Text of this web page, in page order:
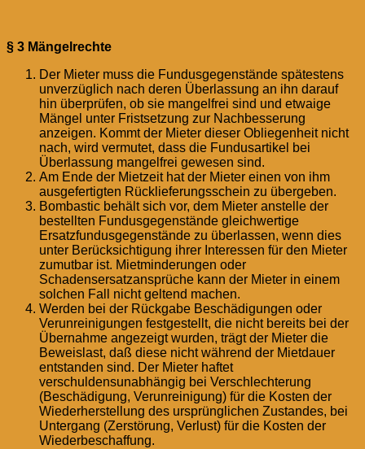
§ 3 Mängelrechte
Der Mieter muss die Fundusgegenstände spätestens
unverzüglich nach deren Überlassung an ihn darauf
hin überprüfen, ob sie mangelfrei sind und etwaige
Mängel unter Fristsetzung zur Nachbesserung
anzeigen. Kommt der Mieter dieser Obliegenheit nicht
nach, wird vermutet, dass die Fundusartikel bei
Überlassung mangelfrei gewesen sind.
Am Ende der Mietzeit hat der Mieter einen von ihm
ausgefertigten Rücklieferungsschein zu übergeben.
Bombastic behält sich vor, dem Mieter anstelle der
bestellten Fundusgegenstände gleichwertige
Ersatzfundusgegenstände zu überlassen, wenn dies
unter Berücksichtigung ihrer Interessen für den Mieter
zumutbar ist. Mietminderungen oder
Schadensersatzansprüche kann der Mieter in einem
solchen Fall nicht geltend machen.
Werden bei der Rückgabe Beschädigungen oder
Verunreinigungen festgestellt, die nicht bereits bei der
Übernahme angezeigt wurden, trägt der Mieter die
Beweislast, daß diese nicht während der Mietdauer
entstanden sind. Der Mieter haftet
verschuldensunabhängig bei Verschlechterung
(Beschädigung, Verunreinigung) für die Kosten der
Wiederherstellung des ursprünglichen Zustandes, bei
Untergang (Zerstörung, Verlust) für die Kosten der
Wiederbeschaffung.